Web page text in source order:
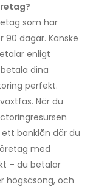
som har
90 dagar. Kanske
enligt
dina
perfekt.
När du
banklån där du
med
– du betalar
högsäsong, och